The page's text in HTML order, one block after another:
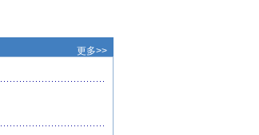
更多>>